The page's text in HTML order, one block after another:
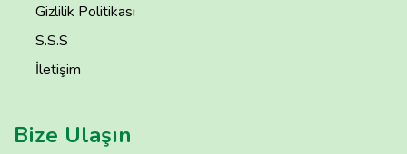
Gizlilik Politikası
S.S.S
İletişim
Bize Ulaşın